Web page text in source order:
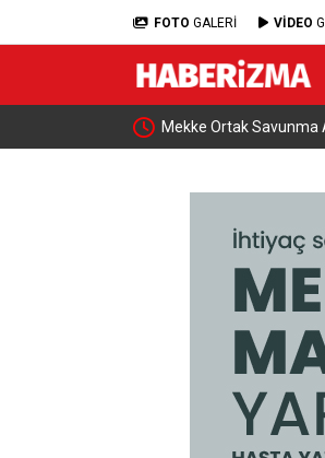
FOTO GALERİ VİDEO
Mekke Ortak Savunma